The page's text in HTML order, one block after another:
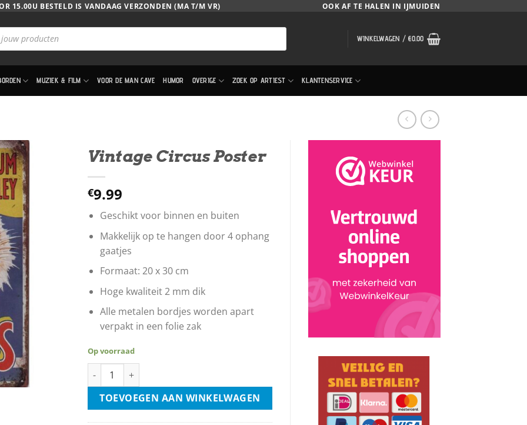
15.00U BESTELD IS VANDAAG VERZONDEN (MA T/M VR) OOK AF TE HALEN IN IJMUIDEN
WINKELWAGEN /€0.00
MUZIEK & FILM VOOR DE MAN CAVE HUMOR OVERIGE ZOEK OP ARTIEST KLANTENSERVICE
Vintage Circus Poster
€9.99
Geschikt voor binnen en buiten
Makkelijk op te hangen door 4 ophang
gaatjes
Formaat: 20 x 30 cm
Hoge kwaliteit 2 mm dik
Alle metalen bordjes worden apart
verpakt in een folie zak
Op voorraad
Vintage Circus Poster aantal
TOEVOEGEN AAN WINKELWAGEN